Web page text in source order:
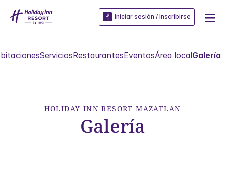
Iniciar sesión / Inscribirse
ServiciosRestaurantesEventosÁrea localGalería
HOLIDAY INN RESORT MAZATLAN
Galería